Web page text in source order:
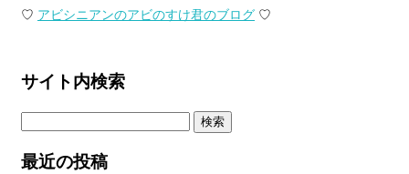
♡ アビシニアンのアビのすけ君のブログ ♡
サイト内検索
最近の投稿